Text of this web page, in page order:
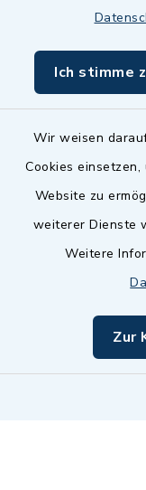
Ich stimme
Wir weisen
Cookies
Website zu
weiterer Dienste
Weitere
Zur
inixmedia